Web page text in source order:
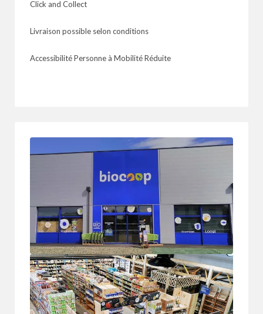
Click and Collect
Livraison possible selon conditions
Accessibilité Personne à Mobilité Réduite